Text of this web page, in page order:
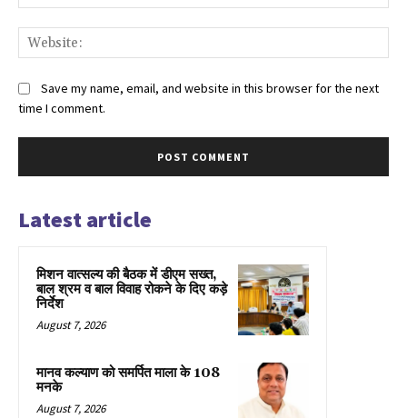
Save my name, email, and website in this browser for the next
time I comment.
Latest article
मिशन वात्सल्य की बैठक में डीएम सख्त,
बाल श्रम व बाल विवाह रोकने के दिए कड़े
निर्देश
August 7, 2026
मानव कल्याण को समर्पित माला के 108
मनके
August 7, 2026